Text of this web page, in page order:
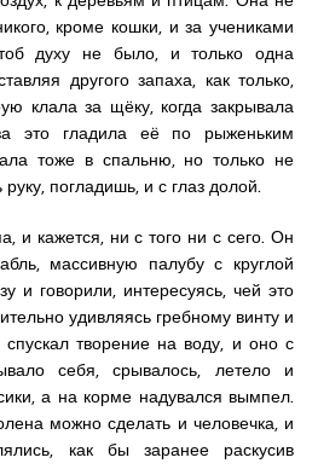
кроме кошки, и за учениками
духу не было, и только одна
другого запаха, как только,
клала за щёку, когда закрывала
это гладила её по рыженьким
тоже в спальню, но только не
погладишь, и с глаз долой.
и кажется, ни с того ни с сего. Он
массивную палубу с круглой
и говорили, интересуясь, чей это
удивляясь гребному винту и
творение на воду, и оно с
себя, срывалось, летело и
а на корме надувался вымпел.
можно сделать и человечка, и
как бы заранее раскусив